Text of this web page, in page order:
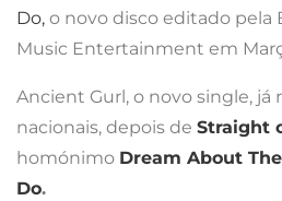
Do, o novo disco editado pela
Music Entertainment em
Ancient Gurl, o novo single, já
nacionais, depois de Straight
homónimo Dream About
Do.